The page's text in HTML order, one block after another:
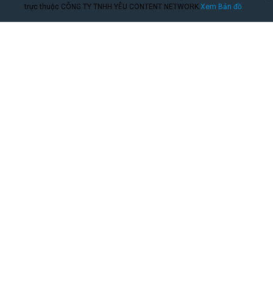
trực thuộc CÔNG TY TNHH YÊU CONTENT NETWORK.Xem Bản đồ